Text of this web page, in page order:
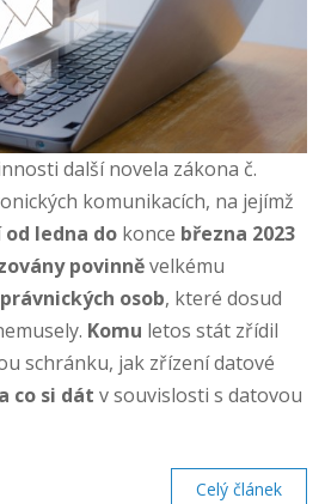
další novela zákona č.
komunikacích, na jejímž
od ledna do konce března 2023
povinněvelkému
osob, které dosud
Komu letos stát zřídil
schránku, jak zřízení datové
co si dát v souvislosti s datovou
Celý článek